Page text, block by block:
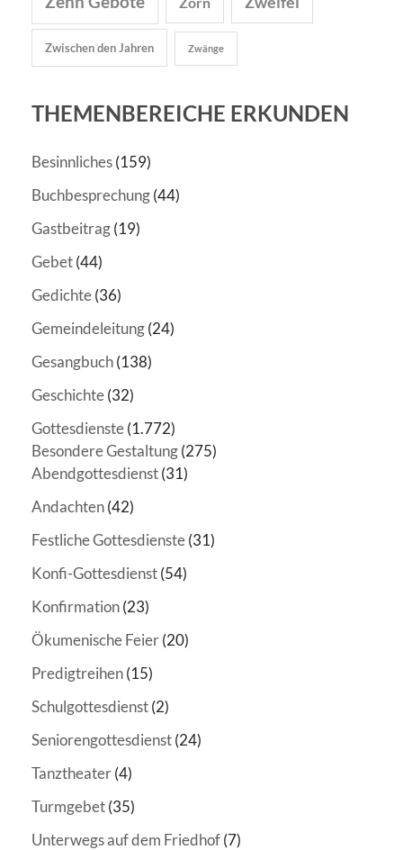
Zwischen den Jahren Zwänge
THEMENBEREICHE ERKUNDEN
Besinnliches(159)
Buchbesprechung(44)
Gastbeitrag(19)
Gebet(44)
Gedichte(36)
Gemeindeleitung(24)
Gesangbuch(138)
Geschichte(32)
Gottesdienste(1.772)
Besondere Gestaltung(275)
Abendgottesdienst(31)
Andachten(42)
Festliche Gottesdienste(31)
Konfi-Gottesdienst(54)
Konfirmation(23)
Ökumenische Feier(20)
Predigtreihen(15)
Schulgottesdienst(2)
Seniorengottesdienst(24)
Tanztheater(4)
Turmgebet(35)
Unterwegs auf dem Friedhof(7)